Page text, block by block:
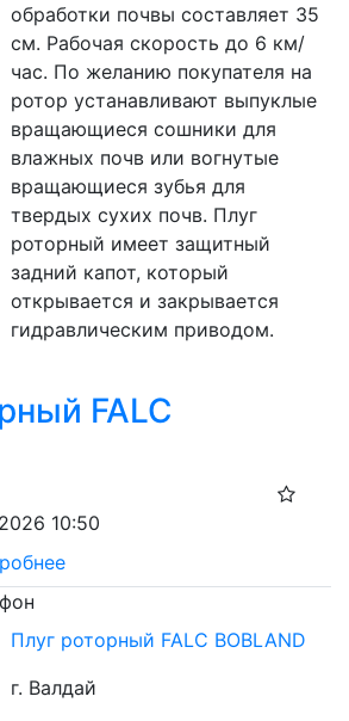
обработки почвы составляет 35
см. Рабочая скорость до 6 км/
час. По желанию покупателя на
ротор устанавливают выпуклые
вращающиеся сошники для
влажных почв или вогнутые
вращающиеся зубья для
твердых сухих почв. Плуг
роторный имеет защитный
задний капот, который
открывается и закрывается
гидравлическим приводом.
FALC
10:50
Плуг роторный FALC BOBLAND
г. Валдай